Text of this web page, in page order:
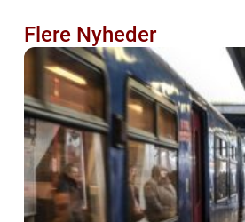
Flere Nyheder